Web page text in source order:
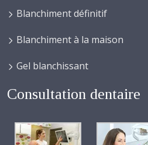
Blanchiment définitif
Blanchiment à la maison
Gel blanchissant
Consultation dentaire